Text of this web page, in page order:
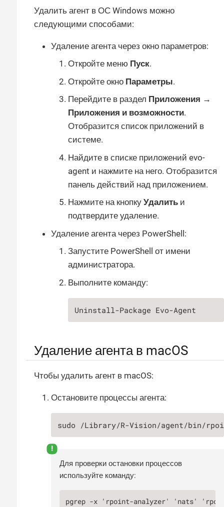
Удалить агент в ОС Windows можно
следующими способами:
Удаление агента через окно параметров:
Откройте меню Пуск.
Откройте окно Параметры.
Перейдите в раздел Приложения →
Приложения и возможности.
Отобразится список приложений в
системе.
Найдите в списке приложений evo-
agent и нажмите на него. Отобразится
панель действий над приложением.
Нажмите на кнопку Удалить и
подтвердите удаление.
Удаление агента через PowerShell:
Запустите PowerShell от имени
администратора.
Выполните команду:
Uninstall-Package Evo-Agent
Удаление агента в macOS
Чтобы удалить агент в macOS:
Остановите процессы агента:
sudo /Library/R-Vision/agent/bin/
Для проверки остановки процессов
используйте команду:
pgrep -x 'rpoint-analyzer' 'nats'